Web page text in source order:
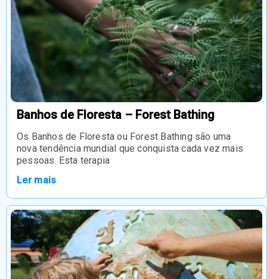
Banhos de Floresta – Forest Bathing
Os Banhos de Floresta ou Forest Bathing são uma
nova tendência mundial que conquista cada vez mais
pessoas. Esta terapia
Ler mais